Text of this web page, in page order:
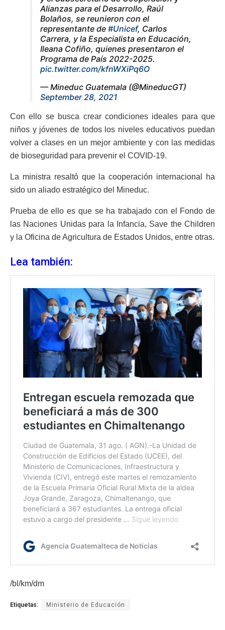
Alianzas para el Desarrollo, Raúl
Bolaños, se reunieron con el
representante de #Unicef, Carlos
Carrera, y la Especialista en Educación,
Ileana Cofiño, quienes presentaron el
Programa de País 2022-2025.
pic.twitter.com/kfnWXiPq6O
— Mineduc Guatemala (@MineducGT)
September 28, 2021
Con ello se busca crear condiciones ideales para que
niños y jóvenes de todos los niveles educativos puedan
volver a clases en un mejor ambiente y con las medidas
de bioseguridad para prevenir el COVID-19.
La ministra resaltó que la cooperación internacional ha
sido un aliado estratégico del Mineduc.
Prueba de ello es que se ha trabajado con el Fondo de
las Naciones Unidas para la Infancia, Save the Children
y la Oficina de Agricultura de Estados Unidos, entre otras.
Lea también:
/bl/km/dm
Etiquetas: Ministerio de Educación